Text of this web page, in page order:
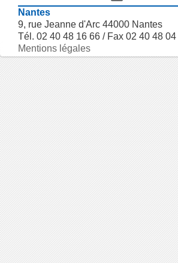
Nantes
9, rue Jeanne d'Arc 44000 Nantes
Tél. 02 40 48 16 66 / Fax 02 40 48 04
Mentions légales